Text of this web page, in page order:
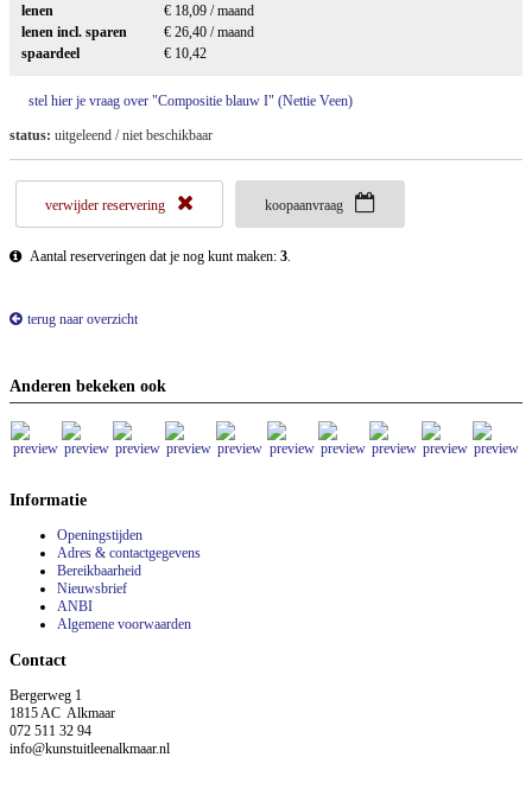
lenen
€ 18,09 / maand
lenen incl. sparen
€ 26,40 / maand
spaardeel
€ 10,42
stel hier je vraag over "Compositie blauw I" (Nettie Veen)
status: uitgeleend / niet beschikbaar
verwijder reservering koopaanvraag
Aantal reserveringen dat je nog kunt maken: 3.
terug naar overzicht
Anderen bekeken ook
Informatie
Openingstijden
Adres & contactgegevens
Bereikbaarheid
Nieuwsbrief
ANBI
Algemene voorwaarden
Contact
Bergerweg 1
1815 AC Alkmaar
072 511 32 94
info@kunstuitleenalkmaar.nl